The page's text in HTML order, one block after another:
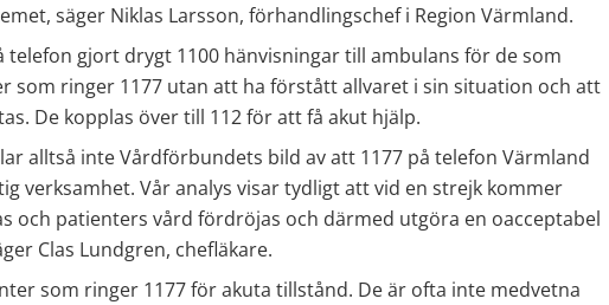
säger Niklas Larsson, förhandlingschef i Region Värmland.
telefon gjort drygt 1100 hänvisningar till ambulans för de som
som ringer 1177 utan att ha förstått allvaret i sin situation och att
De kopplas över till 112 för att få akut hjälp.
alltså inte Vårdförbundets bild av att 1177 på telefon Värmland
verksamhet. Vår analys visar tydligt att vid en strejk kommer
och patienters vård fördröjas och därmed utgöra en oacceptabel
Clas Lundgren, chefläkare.
som ringer 1177 för akuta tillstånd. De är ofta inte medvetna